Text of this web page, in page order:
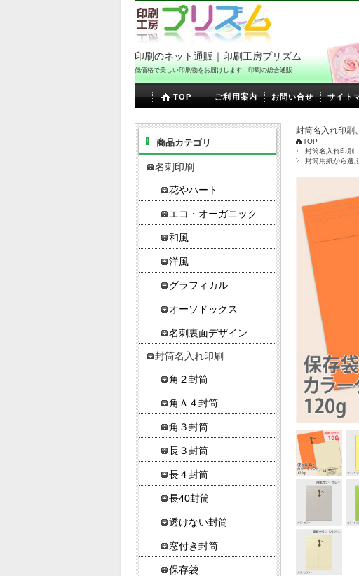
印刷のネット通販｜印刷工房プリズム
低価格で美しい印刷物をお届けします！印刷の総合通販
TOP ご利用案内 お問い合せ サイト
封筒名入れ印刷
TOP
封筒名入れ印刷
封筒用紙から選
商品カテゴリ
名刺印刷
花やハート
エコ・オーガニック
和風
洋風
グラフィカル
オーソドックス
名刺裏面デザイン
封筒名入れ印刷
角２封筒
角Ａ４封筒
角３封筒
長３封筒
長４封筒
長40封筒
透けない封筒
窓付き封筒
保存袋